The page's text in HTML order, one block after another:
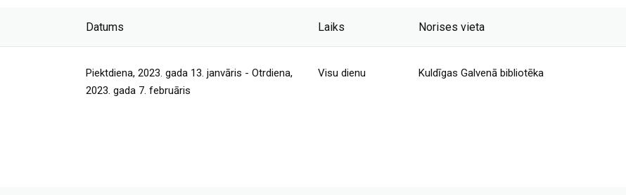
Datums Laiks Norises vieta
Piektdiena, 2023. gada 13. janvāris - Otrdiena,
2023. gada 7. februāris
Visu dienu Kuldīgas Galvenā bibliotēka